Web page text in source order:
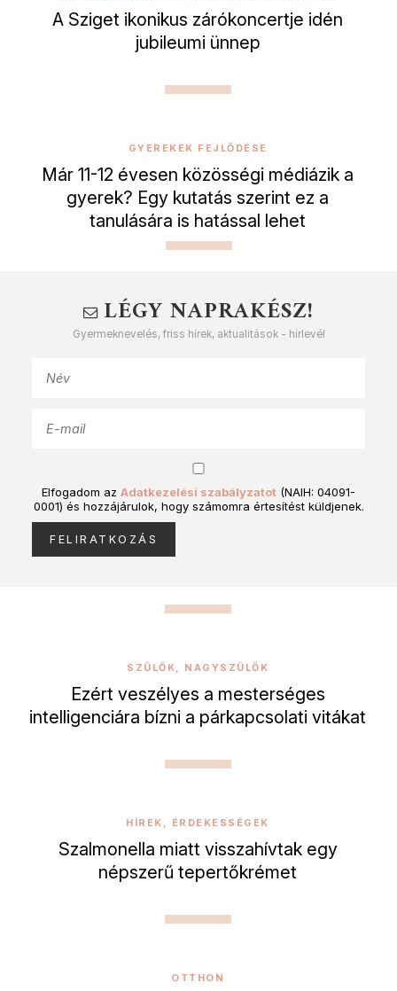
A Sziget ikonikus zárókoncertje idén
jubileumi ünnep
GYEREKEK FEJLŐDÉSE
Már 11-12 évesen közösségi médiázik a
gyerek? Egy kutatás szerint ez a
tanulására is hatással lehet
LÉGY NAPRAKÉSZ!
Gyermeknevelés, friss hírek, aktualitások - hírlevél
Elfogadom az Adatkezelési szabályzatot (NAIH: 04091-
0001) és hozzájárulok, hogy számomra értesítést küldjenek.
SZÜLŐK, NAGYSZÜLŐK
Ezért veszélyes a mesterséges
intelligenciára bízni a párkapcsolati vitákat
HÍREK, ÉRDEKESSÉGEK
Szalmonella miatt visszahívtak egy
népszerű tepertőkrémet
OTTHON